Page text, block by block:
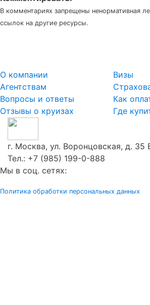
В комментариях запрещены ненормативная
ссылок на другие ресурсы.
О компании
Агентствам
Вопросы и ответы
Отзывы о круизах
Визы
Как
Где
г. Москва, ул. Воронцовская, д. 35
Тел.: +7 (985) 199-0-888
Мы в соц. сетях:
Политика обработки персональных данных